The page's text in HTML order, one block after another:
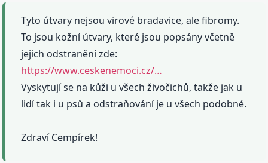
Tyto útvary nejsou virové bradavice, ale fibromy.
To jsou kožní útvary, které jsou popsány včetně
jejich odstranění zde:
https://www.ceskenemoci.cz/…
Vyskytují se na kůži u všech živočichů, takže jak u
lidí tak i u psů a odstraňování je u všech podobné.
Zdraví Cempírek!